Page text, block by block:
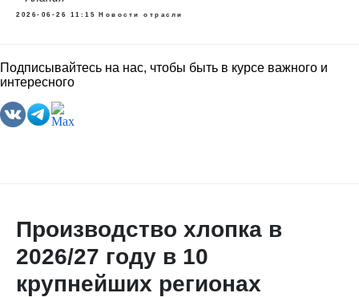
2026-06-26 11:15 Новости отрасли
Подписывайтесь на нас, чтобы быть в курсе важного и
интересного
Производство хлопка в
2026/27 году в 10
крупнейших регионах